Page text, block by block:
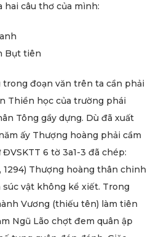
hai câu thơ của mình:
Bụt tiên
đoạn văn trên ta cần phải
Thiền học của trường phái
Tông gầy dựng. Dù đã xuất
ấy Thượng hoàng phải cầm
6 tờ 3a1-3 đã chép:
1294) Thượng hoàng thân chinh
súc vật không kể xiết. Trong
Vương (thiếu tên) làm tiên
Ngũ Lão chợt đem quân ập